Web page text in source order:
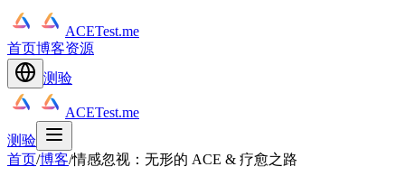
ACETest.me
首页博客资源
测验
ACETest.me
测验
首页/博客/情感忽视：无形的 ACE & 疗愈之路